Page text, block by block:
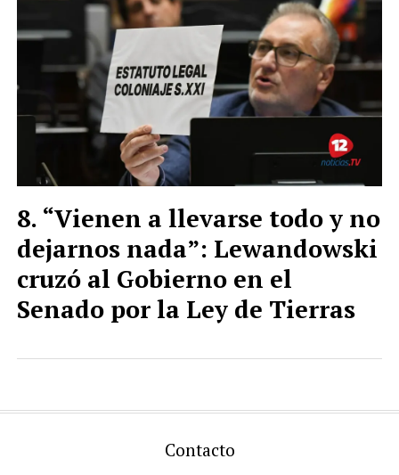
“Vienen a llevarse todo y no
dejarnos nada”: Lewandowski
cruzó al Gobierno en el
Senado por la Ley de Tierras
Contacto